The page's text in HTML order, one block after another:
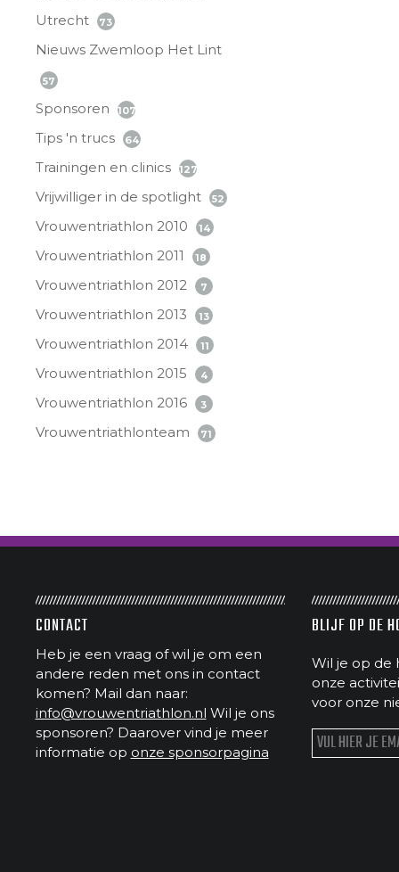
Utrecht
73
Nieuws Zwemloop Het Lint
57
Sponsoren 107
Tips 'n trucs 64
Trainingen en clinics 127
Vrijwilliger in de spotlight 52
Vrouwentriathlon 2010 14
Vrouwentriathlon 2011 18
Vrouwentriathlon 2012 7
Vrouwentriathlon 2013 13
Vrouwentriathlon 2014 11
Vrouwentriathlon 2015 4
Vrouwentriathlon 2016 3
Vrouwentriathlonteam 71
CONTACT
Heb je een vraag of wil je om een
andere reden met ons in contact
komen? Mail dan naar:
info@vrouwentriathlon.nl Wil je ons
sponsoren? Daarover vind je meer
informatie op onze sponsorpagina
BLIJF OP DE
Wil je op de
onze
voor onze